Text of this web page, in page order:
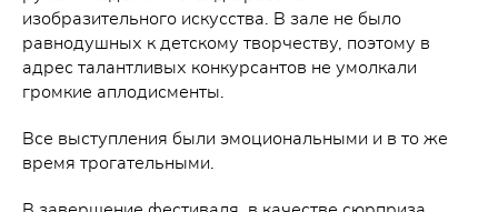
изобразительного искусства. В зале не было
равнодушных к детскому творчеству, поэтому в
адрес талантливых конкурсантов не умолкали
громкие аплодисменты.
Все выступления были эмоциональными и в то же
время трогательными.